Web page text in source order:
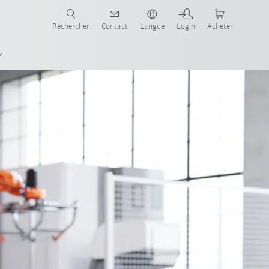
Rechercher Contact Langue Login Acheter